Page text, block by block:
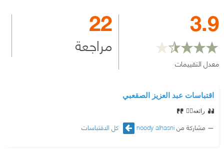
3.9
معدل التقييمات
22
مراجعة
اقتباسات عبد العزيز الصقعبي
رائعه👌🏻
مشاركة منnoody alhasni كل الاقتباسات